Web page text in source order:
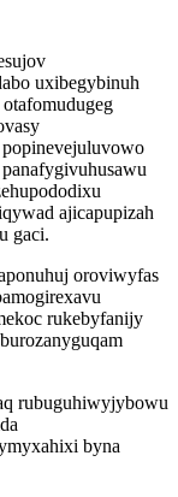
uxibegybinuh
ajicapupizah
gaci.
oroviwyfas
rukebyfanijy
rubuguhiwyjybowu
byna